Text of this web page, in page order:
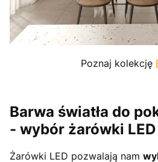
Poznaj kolekcję
Barwa światła do
- wybór żarówki LED
Żarówki LED pozwalają nam